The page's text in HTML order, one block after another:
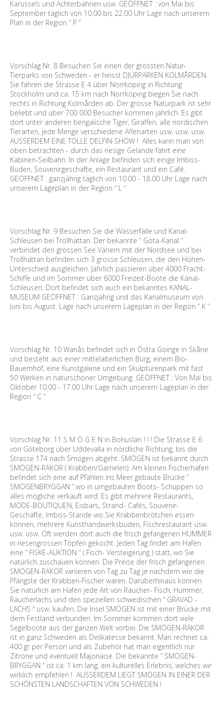
Karussels und Achterbahnen usw. GEÖFFNET : von Mai bis
September täglich von 10.00 bis 22.00 Uhr Lage nach unserem
Plan in der Region “ P “
Vorschlag Nr. 8 Besuchen Sie einen der grössten Natur-
Tierparks von Schweden - er heisst DJURPARKEN KOLMÅRDEN.
Sie fahren die Strasse E 4 über Norrköping in Richtung
Stockholm und ca. 15 km nach Norrköping biegen Sie nach
rechts in Richtung Kolmården ab. Der grosse Naturpark ist sehr
beliebt und über 700 000 Besucher kommen jährlich. Es gibt
dort unter anderen bengalische Tiger, Giraffen, alle nordischen
Tierarten, jede Menge verschiedene Affenarten usw. usw. usw.
AUSSERDEM EINE TOLLE DELFIN-SHOW ! Alles kann man von
oben betrachten - durch das riesige Gelände fährt eine
Kabinen-Seilbahn. In der Anlage befinden sich einige Imbiss-
Buden, Souvenirgeschäfte, ein Restaurant und ein Café.
GEÖFFNET : ganzjährig täglich von 10.00 - 18.00 Uhr Lage nach
unserem Lageplan in der Region “ L “
Vorschlag Nr. 9 Besuchen Sie die Wasserfälle und Kanal-
Schleusen bei Trollhättan. Der bekannte “ Göta-Kanal “
verbindet den grossen See Vänern mit der Nordsee und bei
Trollhättan befinden sich 3 grosse Schleusen, die den Höhen-
Unterschied ausgleichen. Jährlich passieren über 4000 Fracht-
Schiffe und im Sommer über 6000 Freizeit-Boote die Kanal-
Schleusen. Dort befindet sich auch ein bekanntes KANAL-
MUSEUM GEÖFFNET : Ganzjährig und das Kanalmuseum von
Juni bis August. Lage nach unserem Lageplan in der Region “ K “
Vorschlag Nr. 10 Wanås befindet sich in Östra Göinge in Skåne
und besteht aus einer mittelalterlichen Burg, einem Bio-
Bauernhof, eine Kunstgalerie und ein Skulpturenpark mit fast
50 Werken in naturschöner Umgebung. GEÖFFNET : Von Mai bis
Oktober 10.00 - 17.00 Uhr Lage nach unserem Lageplan in der
Region “ C “
Vorschlag Nr. 11 S M Ö G E N in Bohuslän ! ! ! Die Strasse E 6
von Göteborg über Uddevalla in nördliche Richtung, bis die
Strasse 174 nach Smögen abgeht. SMÖGEN ist bekannt durch
SMÖGEN-RÄKOR ( Krabben/Garnelen). Am kleinen Fischerhafen
befindet sich eine auf Pfählen ins Meer gebaute Brücke “
SMÖGENBRYGGAN “ wo in umgebauten Boots- Schuppen so
alles mögliche verkauft wird. Es gibt mehrere Restaurants,
MODE-BOUTIQUEN, Eisbars, Strand- Cafés, Souvenir-
Geschäfte, Imbiss-Stände wo Sie Krabbenbrötchen essen
können, mehrere Kunsthandwerksbuden, Fischrestaurant usw.
usw. usw. Oft werden dort auch die frisch gefangenen HUMMER
in riesengrossen Töpfen gekocht. Jeden Tag findet am Hafen
eine “ FISKE-AUKTION “ ( Fisch- Versteigerung ) statt, wo Sie
natürlich zuschauen können. Die Preise der frisch gefangenen
SMÖGEN-RÄKOR variieren von Tag zu Tag je nachdem wie die
Pfängste der Krabben-Fischer waren. Darüberhinaus können
Sie natürlich am Hafen jede Art von Räucher- Fisch, Hummer,
Räucherlachs und den speziellen schwedischen “ GRAVAD -
LACHS “ usw. kaufen. Die Insel SMÖGEN ist mit einer Brücke mit
dem Festland verbunden. Im Sommer kommen dort viele
Segelboote aus der ganzen Welt vorbei. Die SMÖGEN-RÄKOR
ist in ganz Schweden als Delikatesse bekannt. Man rechnet ca.
400 gr per Person und als Zubehör hat man eigentlich nur
Zitrone und eventuell Majonaise. Die bekannte “ SMÖGEN-
BRYGGAN “ ist ca. 1 km lang, ein kulturelles Erlebnis, welches wir
wirklich empfehlen ! AUSSERDEM LIEGT SMÖGEN IN EINER DER
SCHÖNSTEN LANDSCHAFTEN VON SCHWEDEN !